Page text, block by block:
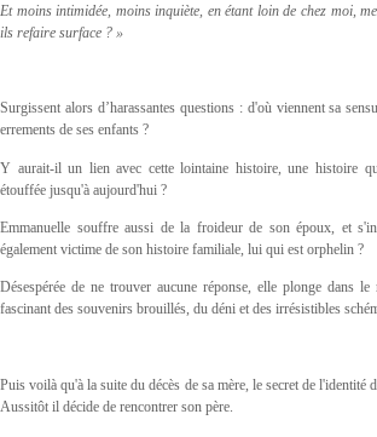
Et moins intimidée, moins inquiète, en étant loin de chez moi,
ils refaire surface ? »
Surgissent alors d’harassantes questions : d'où viennent sa
errements de ses enfants ?
Y aurait-il un lien avec cette lointaine histoire, une histoire
étouffée jusqu'à aujourd'hui ?
Emmanuelle souffre aussi de la froideur de son époux, et
également victime de son histoire familiale, lui qui est orphelin ?
Désespérée de ne trouver aucune réponse, elle plonge dans
fascinant des souvenirs brouillés, du déni et des irrésistibles
Puis voilà qu'à la suite du décès de sa mère, le secret de l'identité
Aussitôt il décide de rencontrer son père.